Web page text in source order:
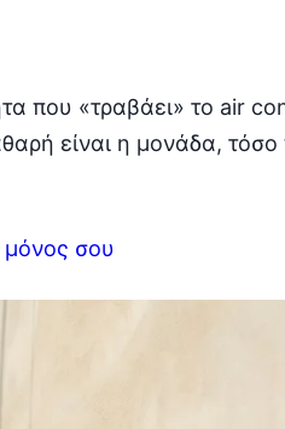
που «τραβάει» το air
είναι η μονάδα, τόσο
σου